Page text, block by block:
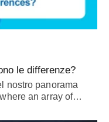
le differenze?
nostro panorama
where an array of…